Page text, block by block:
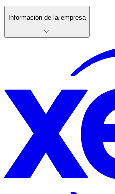
Información de la empresa